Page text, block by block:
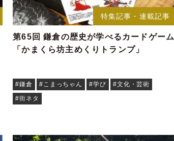
特集記事・連載記事
第65回 鎌倉の歴史が学べるカードゲーム
「かまくら坊主めくりトランプ」
#鎌倉 #こまっちゃん #学び
#文化・芸術
#街ネタ